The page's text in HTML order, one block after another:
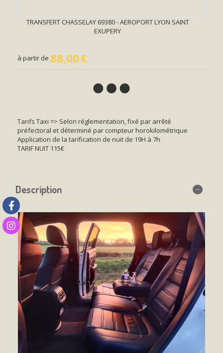
TRANSFERT CHASSELAY 69380 - AEROPORT LYON SAINT
EXUPERY
à partir de 88,00€
Tarifs Taxi => Selon réglementation, fixé par arrêté
préfectoral et déterminé par compteur horokilométrique
Application de la tarification de nuit de 19H à 7h
TARIF NUIT 115€
Description